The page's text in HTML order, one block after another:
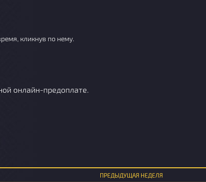
кликнув по нему.
онлайн-предоплате.
ПРЕДЫДУЩАЯ НЕДЕЛЯ